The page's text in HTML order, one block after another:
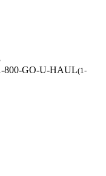
800-GO-U-HAUL(1-